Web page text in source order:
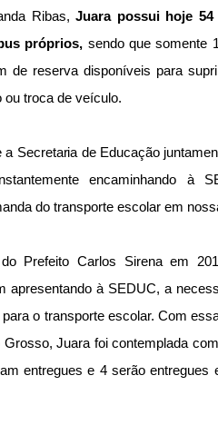
Ribas, Juara possui hoje
próprios, sendo que somente
de reserva disponíveis para
ou troca de veículo.
Secretaria de Educação
encaminhando à
do transporte escolar em
Prefeito Carlos Sirena em
apresentando à SEDUC, a
o transporte escolar. Com
Juara foi contemplada
entregues e 4 serão entregues